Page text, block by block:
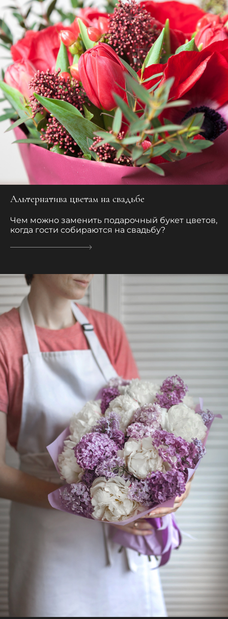
Альтернатива цветам на свадьбе
Чем можно заменить подарочный букет цветов,
когда гости собираются на свадьбу?